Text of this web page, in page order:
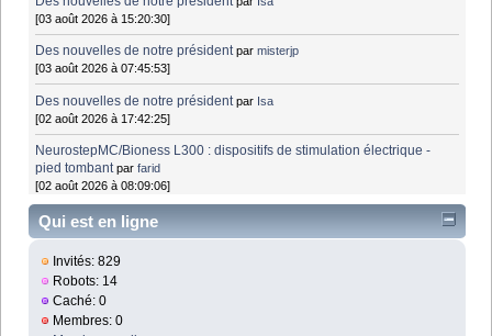
[03 août 2026 à 15:20:30]
Des nouvelles de notre président parmisterjp
[03 août 2026 à 07:45:53]
Des nouvelles de notre président par Isa
[02 août 2026 à 17:42:25]
NeurostepMC/Bioness L300 : dispositifs de stimulation électrique -
pied tombant parfarid
[02 août 2026 à 08:09:06]
Qui est en ligne
Invités: 829
Robots: 14
Caché: 0
Membres: 0